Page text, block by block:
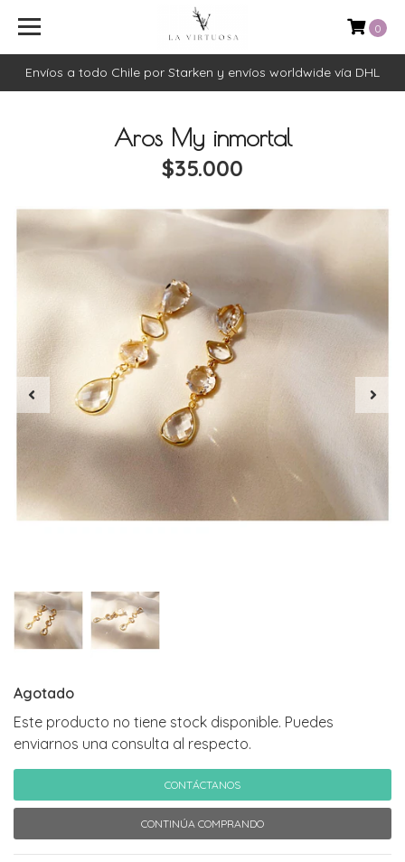
Envíos a todo Chile por Starken y envíos worldwide vía DHL
0
Aros My inmortal
$35.000
Agotado
Este producto no tiene stock disponible. Puedes
enviarnos una consulta al respecto.
CONTÁCTANOS
CONTINÚA COMPRANDO